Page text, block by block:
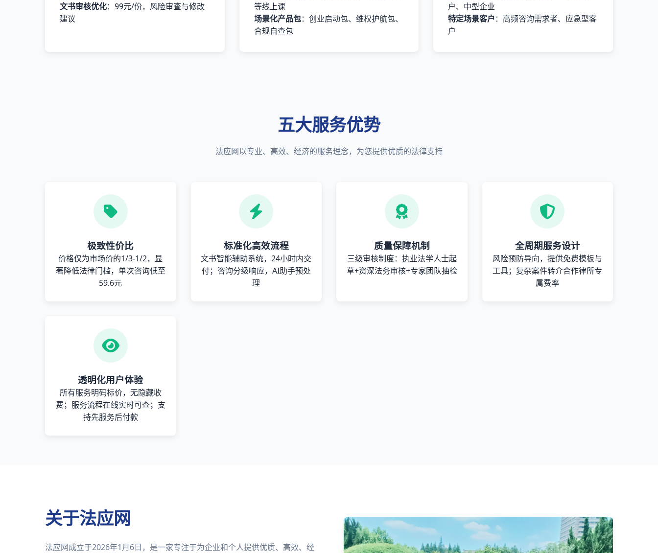
文书审核优化：99元/份，风险审查与修改
建议
等线上课
场景化产品包：创业启动包、维权护航包、
合规自查包
户、中型企业
特定场景客户：高频咨询需求者、应急型客
户
五大服务优势
法应网以专业、高效、经济的服务理念，为您提供优质的法律支持
极致性价比
价格仅为市场价的1/3-1/2，显
著降低法律门槛，单次咨询低至
59.6元
标准化高效流程
文书智能辅助系统，24小时内交
付；咨询分级响应，AI助手预处
理
质量保障机制
三级审核制度：执业法学人士起
草+资深法务审核+专家团队抽检
全周期服务设计
风险预防导向，提供免费模板与
工具；复杂案件转介合作律所专
属费率
透明化用户体验
所有服务明码标价，无隐藏收
费；服务流程在线实时可查；支
持先服务后付款
关于法应网
法应网成立于2026年1月6日，是一家专注于为企业和个人提供优质、高效、经